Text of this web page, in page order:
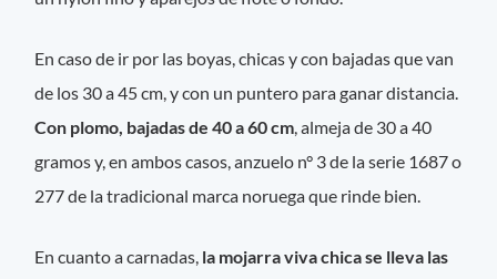
En caso de ir por las boyas, chicas y con bajadas que van
de los 30 a 45 cm, y con un puntero para ganar distancia.
Con plomo, bajadas de 40 a 60 cm, almeja de 30 a 40
gramos y, en ambos casos, anzuelo n° 3 de la serie 1687 o
277 de la tradicional marca noruega que rinde bien.
En cuanto a carnadas, la mojarra viva chica se lleva las